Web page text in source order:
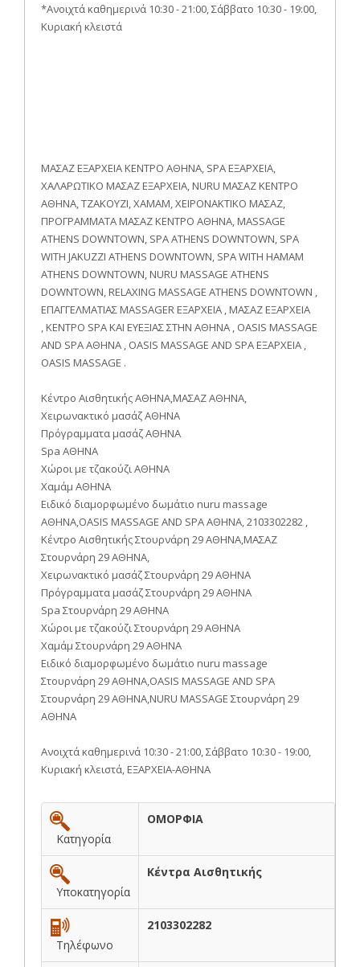
*Ανοιχτά καθημερινά 10:30 - 21:00, Σάββατο 10:30 - 19:00,
Κυριακή κλειστά
ΜΑΣΑΖ ΕΞΑΡΧΕΙΑ ΚΕΝΤΡΟ ΑΘΗΝΑ, SPA ΕΞΑΡΧΕΙΑ,
ΧΑΛΑΡΩΤΙΚΟ MAΣΑΖ ΕΞΑΡΧΕΙΑ, NURU ΜΑΣΑΖ ΚΕΝΤΡΟ
ΑΘΗΝΑ, ΤΖΑΚΟΥΖΙ, ΧΑΜΑΜ, ΧΕΙΡΟΝΑΚΤΙΚΟ ΜΑΣΑΖ,
ΠΡΟΓΡΑΜΜΑΤΑ ΜΑΣΑΖ ΚΕΝΤΡΟ ΑΘΗΝΑ, MASSAGE
ATHENS DOWNTOWN, SPA ATHENS DOWNTOWN, SPA
WITH JAKUZZI ATHENS DOWNTOWN, SPA WITH HAMAM
ATHENS DOWNTOWN, NURU MASSAGE ATHENS
DOWNTOWN, RELAXING MASSAGE ATHENS DOWNTOWN ,
ΕΠΑΓΓΕΛΜΑΤΙΑΣ MASSAGER ΕΞΑΡΧΕΙΑ , ΜΑΣΑΖ ΕΞΑΡΧΕΙΑ
, ΚΕΝΤΡΟ SPA ΚΑΙ ΕΥΕΞΙΑΣ ΣΤΗΝ ΑΘΗΝΑ , OASIS MASSAGE
AND SPA ΑΘΗΝΑ , OASIS MASSAGE AND SPA ΕΞΑΡΧΕΙΑ ,
OASIS MASSAGE .
Κέντρο Αισθητικής ΑΘΗΝΑ,ΜΑΣΑΖ ΑΘΗΝΑ,
Χειρωνακτικό μασάζ ΑΘΗΝΑ
Πρόγραμματα μασάζ ΑΘΗΝΑ
Spa ΑΘΗΝΑ
Χώροι με τζακούζι ΑΘΗΝΑ
Χαμάμ ΑΘΗΝΑ
Ειδικό διαμορφωμένο δωμάτιο nuru massage
ΑΘΗΝΑ,OASIS MASSAGE AND SPA ΑΘΗΝΑ, 2103302282 ,
Κέντρο Αισθητικής Στουρνάρη 29 ΑΘΗΝΑ,ΜΑΣΑΖ
Στουρνάρη 29 ΑΘΗΝΑ,
Χειρωνακτικό μασάζ Στουρνάρη 29 ΑΘΗΝΑ
Πρόγραμματα μασάζ Στουρνάρη 29 ΑΘΗΝΑ
Spa Στουρνάρη 29 ΑΘΗΝΑ
Χώροι με τζακούζι Στουρνάρη 29 ΑΘΗΝΑ
Χαμάμ Στουρνάρη 29 ΑΘΗΝΑ
Ειδικό διαμορφωμένο δωμάτιο nuru massage
Στουρνάρη 29 ΑΘΗΝΑ,OASIS MASSAGE AND SPA
Στουρνάρη 29 ΑΘΗΝΑ,NURU MASSAGE Στουρνάρη 29
ΑΘΗΝΑ
Ανοιχτά καθημερινά 10:30 - 21:00, Σάββατο 10:30 - 19:00,
Κυριακή κλειστά, ΕΞΑΡΧΕΙΑ-ΑΘΗΝΑ
Κατηγορία
ΟΜΟΡΦΙΑ
Υποκατηγορία
Κέντρα Αισθητικής
Τηλέφωνο
2103302282